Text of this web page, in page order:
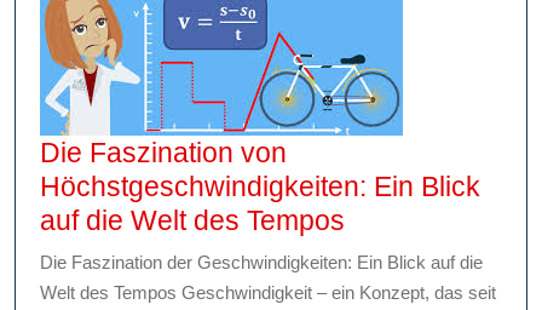
Die Faszination von
Höchstgeschwindigkeiten: Ein Blick
auf die Welt des Tempos
Faszination
von
Die Faszination der Geschwindigkeiten: Ein Blick auf die
Welt des Tempos Geschwindigkeit – ein Konzept, das seit